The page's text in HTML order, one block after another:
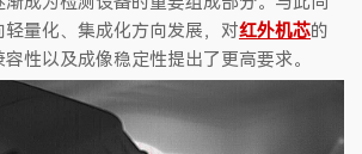
量化、集成化方向发展，对红外机芯的
性以及成像稳定性提出了更高要求。